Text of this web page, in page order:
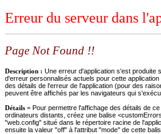
Erreur du serveur dans
Page Not Found !!
Description : Une erreur d'application s'est produite
d'erreur personnalisés actuels pour cette
des détails de l'erreur de l'application (pour des
peuvent être affichés par les navigateurs qui
Détails = Pour permettre l'affichage des détails de
ordinateurs distants, créez une balise
"web.config" situé dans le répertoire racine de
ensuite la valeur "off" à l'attribut "mode" de cette